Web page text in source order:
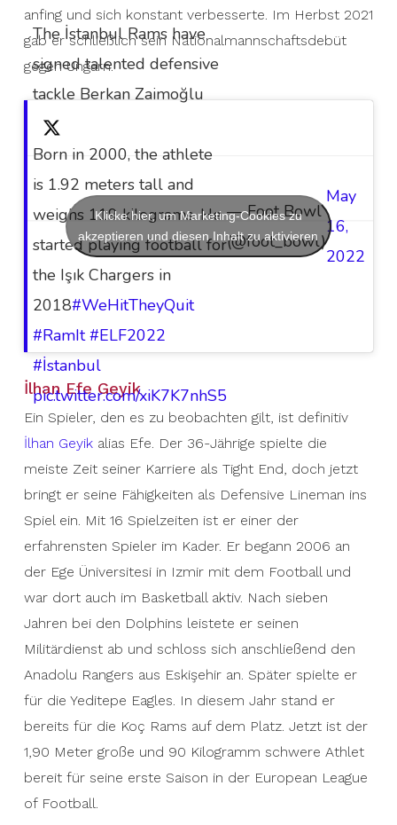
anfing und sich konstant verbesserte. Im Herbst 2021
gab er schließlich sein Nationalmannschaftsdebüt
gegen Ungarn.
The İstanbul Rams have
signed talented defensive
tackle Berkan Zaimoğlu
Born in 2000, the athlete
is 1.92 meters tall and
weighs 119 kilograms. He
started playing football for
the Işık Chargers in
2018#WeHitTheyQuit
#RamIt #ELF2022
#İstanbul
pic.twitter.com/xiK7K7nhS5
— Foot Bowl
(@foot_bowl)
May
16,
2022
Klicke hier, um Marketing-Cookies zu
akzeptieren und diesen Inhalt zu aktivieren
İlhan Efe Geyik
Ein Spieler, den es zu beobachten gilt, ist definitiv
İlhan Geyikalias Efe. Der 36-Jährige spielte die
meiste Zeit seiner Karriere als Tight End, doch jetzt
bringt er seine Fähigkeiten als Defensive Lineman ins
Spiel ein. Mit 16 Spielzeiten ist er einer der
erfahrensten Spieler im Kader. Er begann 2006 an
der Ege Üniversitesi in Izmir mit dem Football und
war dort auch im Basketball aktiv. Nach sieben
Jahren bei den Dolphins leistete er seinen
Militärdienst ab und schloss sich anschließend den
Anadolu Rangers aus Eskişehir an. Später spielte er
für die Yeditepe Eagles. In diesem Jahr stand er
bereits für die Koç Rams auf dem Platz. Jetzt ist der
1,90 Meter große und 90 Kilogramm schwere Athlet
bereit für seine erste Saison in der European League
of Football.